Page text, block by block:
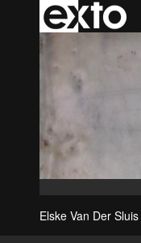
Elske Van Der Sluis